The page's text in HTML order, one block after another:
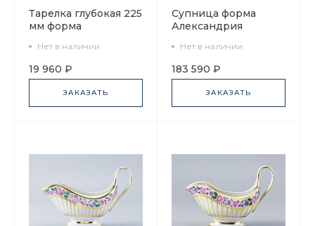
Тарелка глубокая 225
мм форма
рисунок
Воспоминание арт.
80.58173.00.1
Нет в наличии
19 960 ₽
ЗАКАЗАТЬ
Супница форма
Александрия
Воспоминание арт.
80.58168.00.1
Нет в наличии
183 590 ₽
ЗАКАЗАТЬ